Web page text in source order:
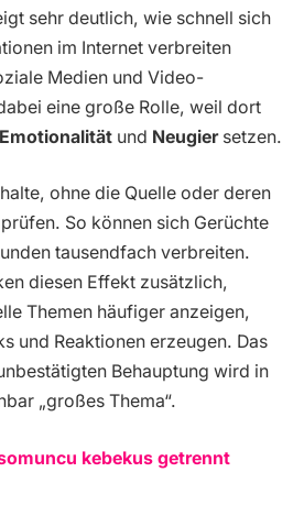
sehr deutlich, wie schnell sich
im Internet verbreiten
Medien und Video-
eine große Rolle, weil dort
Emotionalität und Neugiersetzen.
ohne die Quelle oder deren
So können sich Gerüchte
tausendfach verbreiten.
diesen Effekt zusätzlich,
Themen häufiger anzeigen,
und Reaktionen erzeugen. Das
Behauptung wird in
„großes Thema“.
kebekus getrennt